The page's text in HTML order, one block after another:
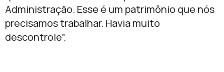
Administração. Esse é um patrimônio que nós
precisamos trabalhar. Havia muito
descontrole”.